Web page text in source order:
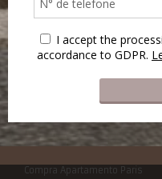
I accept the
accordance to GDPR.
Compra Apartamento Paris